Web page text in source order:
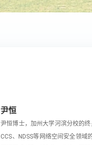
尹恒
尹恒博士，加州大学河滨分校的
CCS、NDSS等网络空间安全领